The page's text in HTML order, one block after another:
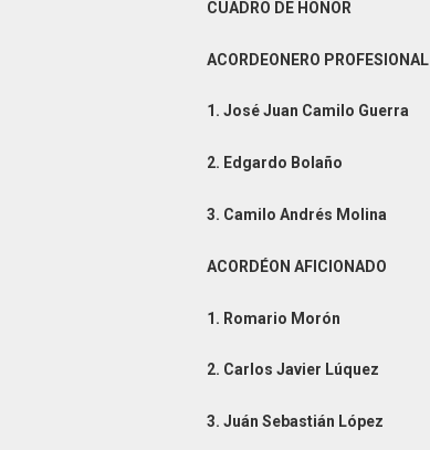
CUADRO DE HONOR
ACORDEONERO PROFESIONAL
1. José Juan Camilo Guerra
2. Edgardo Bolaño
3. Camilo Andrés Molina
ACORDÉON AFICIONADO
1. Romario Morón
2. Carlos Javier Lúquez
3. Juán Sebastián López